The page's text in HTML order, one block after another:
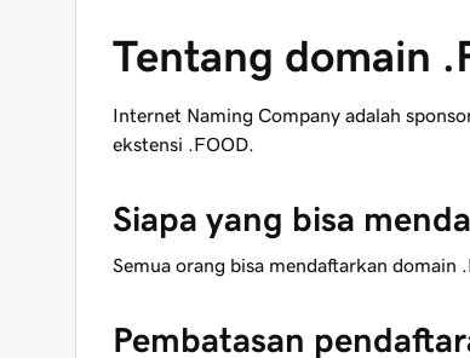
Tentang domain
Internet Naming Company adalah
ekstensi .FOOD.
Siapa yang bisa
Semua orang bisa mendaftarkan domain
Pembatasan